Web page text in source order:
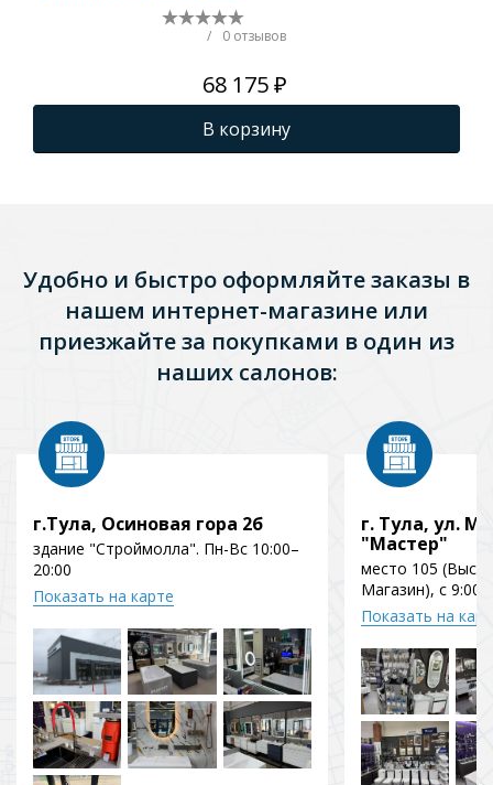
/ 0 отзывов
68 175 ₽
В корзину
Удобно и быстро оформляйте заказы в
нашем интернет-магазине или
приезжайте за покупками в один из
наших салонов:
г.Тула, Осиновая гора 2б
здание "Строймолла". Пн-Вс 10:00–
20:00
Показать на карте
г. Тула, ул.
"Мастер"
место 105
Магазин), с 9:00
Показать на